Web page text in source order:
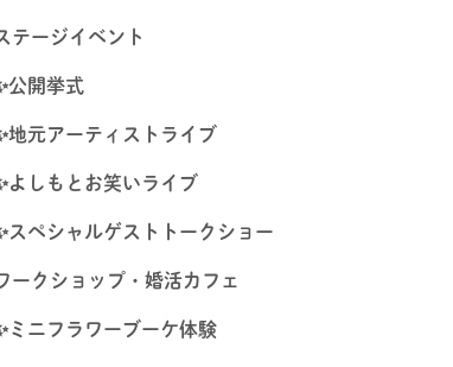
テージイベント
公開挙式
地元アーティストライブ
よしもとお笑いライブ
スペシャルゲストトークショー
ークショップ・婚活カフェ
ミニフラワーブーケ体験